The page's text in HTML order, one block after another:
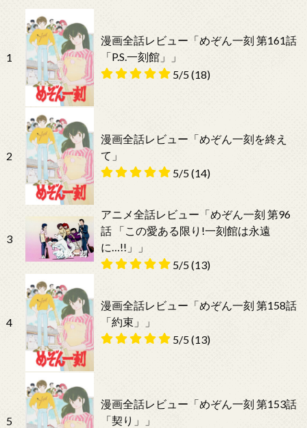
1
漫画全話レビュー「めぞん一刻 第161話
「P.S.一刻館」」
5/5(18)
2
漫画全話レビュー「めぞん一刻を終え
て」
5/5(14)
3
アニメ全話レビュー「めぞん一刻 第96
話 「この愛ある限り!一刻館は永遠
に…!!」」
5/5(13)
4
漫画全話レビュー「めぞん一刻 第158話
「約束」」
5/5(13)
5
漫画全話レビュー「めぞん一刻 第153話
「契り」」